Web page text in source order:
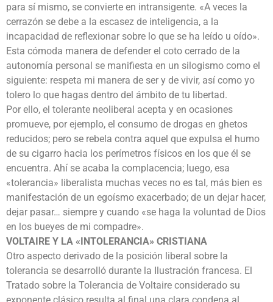
para sí mismo, se convierte en intransigente. «A veces la
cerrazón se debe a la escasez de inteligencia, a la
incapacidad de reflexionar sobre lo que se ha leído u oído».
Esta cómoda manera de defender el coto cerrado de la
autonomía personal se manifiesta en un silogismo como el
siguiente: respeta mi manera de ser y de vivir, así como yo
tolero lo que hagas dentro del ámbito de tu libertad.
Por ello, el tolerante neoliberal acepta y en ocasiones
promueve, por ejemplo, el consumo de drogas en ghetos
reducidos; pero se rebela contra aquel que expulsa el humo
de su cigarro hacia los perímetros físicos en los que él se
encuentra. Ahí se acaba la complacencia; luego, esa
«tolerancia» liberalista muchas veces no es tal, más bien es
manifestación de un egoísmo exacerbado; de un dejar hacer,
dejar pasar… siempre y cuando «se haga la voluntad de Dios
en los bueyes de mi compadre».
VOLTAIRE Y LA «INTOLERANCIA» CRISTIANA
Otro aspecto derivado de la posición liberal sobre la
tolerancia se desarrolló durante la Ilustración francesa. El
Tratado sobre la Tolerancia de Voltaire considerado su
exponente clásico resulta al final una clara condena al